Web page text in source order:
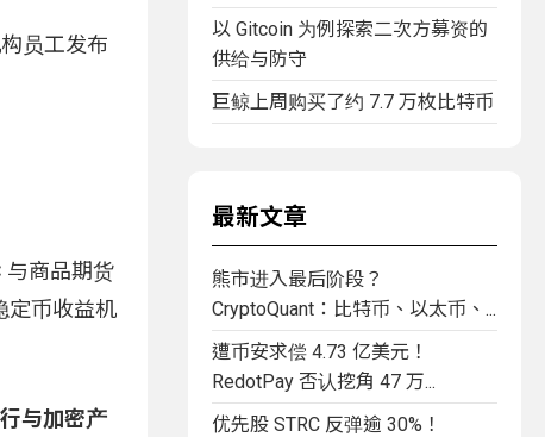
员工发布
与商品期货
定币收益机
与加密产
以 Gitcoin 为例探索二次方募资的
供给与防守
巨鲸上周购买了约 7.7 万枚比特币
最新文章
熊市进入最后阶段？
CryptoQuant：比特币、以太币、...
遭币安求偿 4.73 亿美元！
RedotPay 否认挖角 47 万...
优先股 STRC 反弹逾 30%！